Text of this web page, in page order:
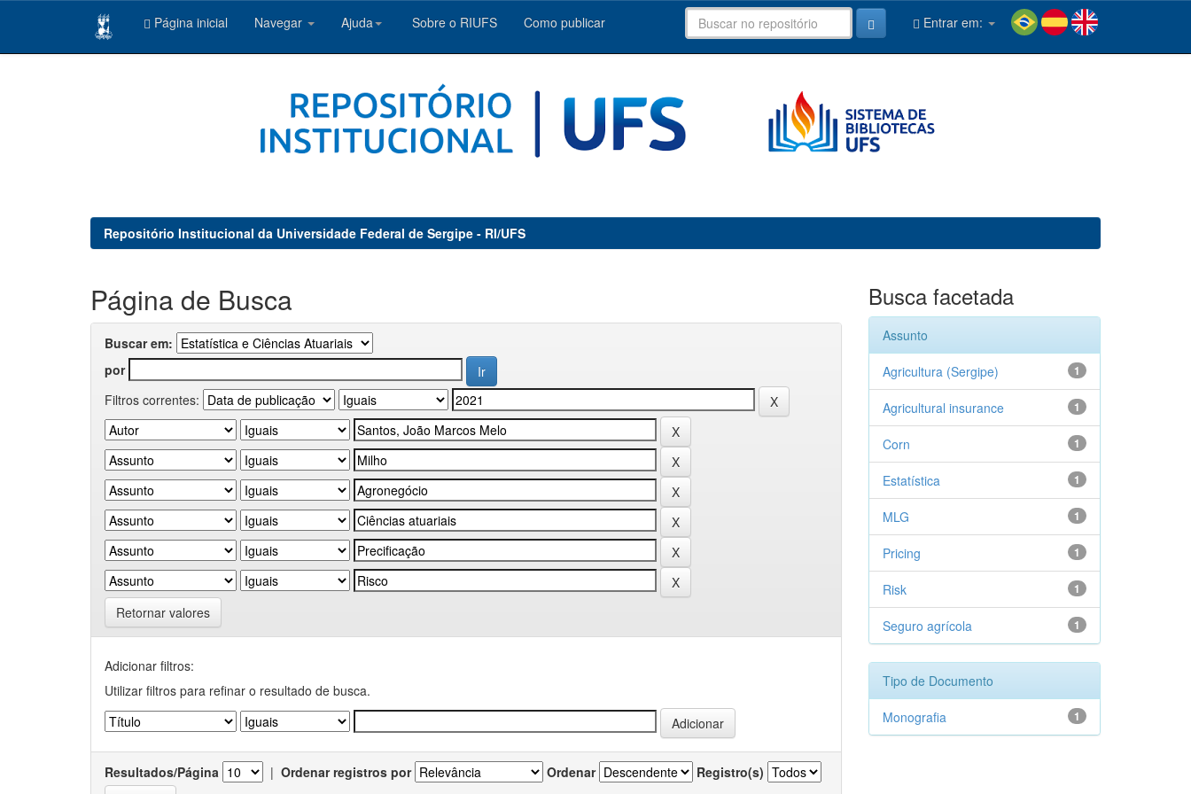
Página inicial Navegar Ajuda Sobre o RIUFS Como publicar Entrar em:
Repositório Institucional da Universidade Federal de Sergipe - RI/UFS
Página de Busca
Buscar em:
por
Filtros correntes:
Retornar valores
Adicionar filtros:
Utilizar filtros para refinar o resultado de busca.
Resultados/Página | Ordenar registros por Ordenar Registro(s)
Busca facetada
Assunto
1
Agricultura (Sergipe)
1
Agricultural insurance
1
Corn
1
Estatística
1
MLG
1
Pricing
1
Risk
1
Seguro agrícola
Tipo de Documento
1
Monografia